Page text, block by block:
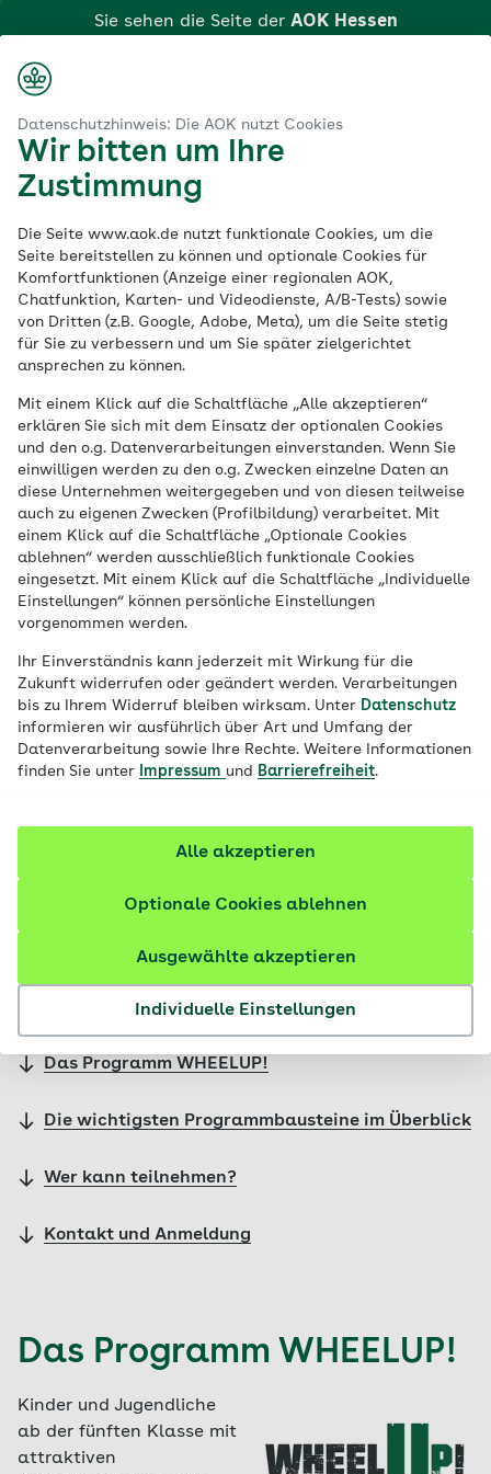
Datenschutzhinweis: Die AOK nutzt Cookies
Wir bitten um Ihre
Zustimmung
Die Seite www.aok.de nutzt funktionale Cookies, um die
Seite bereitstellen zu können und optionale Cookies für
Komfortfunktionen (Anzeige einer regionalen AOK,
Chatfunktion, Karten- und Videodienste, A/B-Tests) sowie
von Dritten (z.B. Google, Adobe, Meta), um die Seite stetig
für Sie zu verbessern und um Sie später zielgerichtet
ansprechen zu können.
Mit einem Klick auf die Schaltfläche „Alle akzeptieren“
erklären Sie sich mit dem Einsatz der optionalen Cookies
und den o.g. Datenverarbeitungen einverstanden. Wenn Sie
einwilligen werden zu den o.g. Zwecken einzelne Daten an
diese Unternehmen weitergegeben und von diesen teilweise
auch zu eigenen Zwecken (Profilbildung) verarbeitet. Mit
einem Klick auf die Schaltfläche „Optionale Cookies
ablehnen“ werden ausschließlich funktionale Cookies
eingesetzt. Mit einem Klick auf die Schaltfläche „Individuelle
Einstellungen“ können persönliche Einstellungen
vorgenommen werden.
Ihr Einverständnis kann jederzeit mit Wirkung für die
Zukunft widerrufen oder geändert werden. Verarbeitungen
bis zu Ihrem Widerruf bleiben wirksam. Unter Datenschutz
informieren wir ausführlich über Art und Umfang der
Datenverarbeitung sowie Ihre Rechte. Weitere Informationen
finden Sie unter
Impressum und Barrierefreiheit.
Individuelle Einstellungen
Ausgewählte akzeptieren
Optionale Cookies ablehnen
Alle akzeptieren
Hauptinhalt
springen
Sie sehen die Seite der AOK Hessen
Klicken Sie hier, wenn Sie zu einer anderen AOK
wechseln möchten.
WHEELUP! -
Bewegung auf
Rollen
Mit dem Förderprogramm WHEELUP!
motiviert die AOK Hessen Kinder und
Jugendliche dauerhaft zu mehr Bewegung
durch attraktive Fortbewegungsmittel wie
Skateboards, Scooter und viele mehr.
Inhalte im Überblick
Das Programm WHEELUP!
Die wichtigsten Programmbausteine im Überblick
Wer kann teilnehmen?
Kontakt und Anmeldung
Das Programm WHEELUP!
Kinder und Jugendliche
ab der fünften Klasse mit
attraktiven